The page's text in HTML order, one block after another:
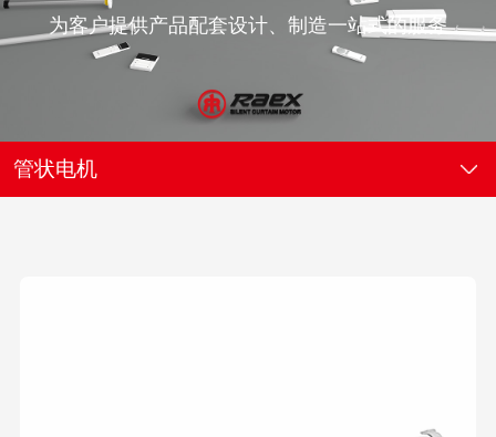
为客户提供产品配套设计、制造一站式的服务
管状电机